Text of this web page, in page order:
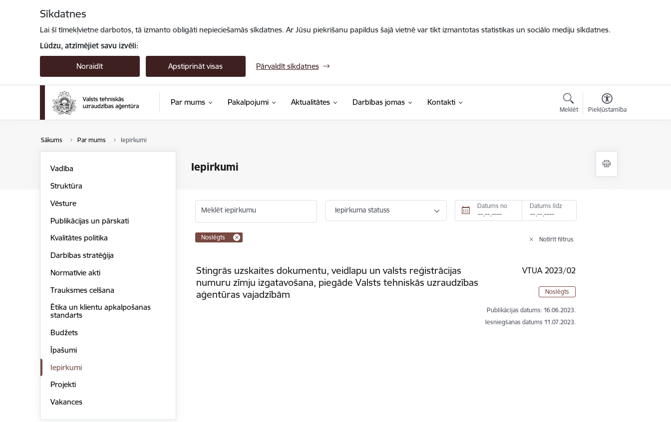
Sīkdatnes
Lai šī tīmekļvietne darbotos, tā izmanto obligāti nepieciešamās sīkdatnes. Ar Jūsu piekrišanu papildus šajā vietnē var tikt izmantotas statistikas un sociālo mediju sīkdatnes.
Lūdzu, atzīmējiet savu izvēli:
Noraidīt Apstiprināt visas Pārvaldīt sīkdatnes
Par mums Pakalpojumi Aktualitātes Darbības jomas Kontakti
Meklēt Piekļūstamība
Sākums Par mums Iepirkumi
Iepirkumi
Vadība
Struktūra
Vēsture
Publikācijas un pārskati
Kvalitātes politika
Darbības stratēģija
Normatīvie akti
Trauksmes celšana
Ētika un klientu apkalpošanas
standarts
Budžets
Īpašumi
Iepirkumi
Projekti
Vakances
Meklēt iepirkumu Iepirkuma statuss Datums no Datums līdz
Noslēgts Notīrīt filtrus
Stingrās uzskaites dokumentu, veidlapu un valsts reģistrācijas
numuru zīmju izgatavošana, piegāde Valsts tehniskās uzraudzības
aģentūras vajadzībām
VTUA 2023/02
Noslēgts
Publikācijas datums: 16.06.2023.
Iesniegšanas datums 11.07.2023.